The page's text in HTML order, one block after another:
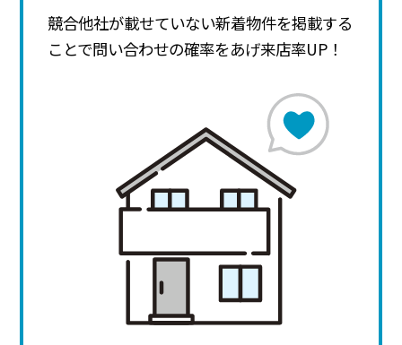
競合他社が載せていない新着物件を掲載する
ことで問い合わせの確率をあげ来店率UP！